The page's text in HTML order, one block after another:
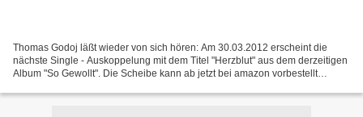
Thomas Godoj läßt wieder von sich hören: Am 30.03.2012 erscheint die
nächste Single - Auskoppelung mit dem Titel "Herzblut" aus dem derzeitigen
Album "So Gewollt". Die Scheibe kann ab jetzt bei amazon vorbestellt